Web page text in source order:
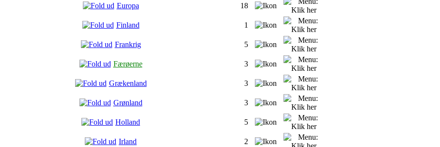
Europa 18
Finland 1
Frankrig 5
Færøerne 3
Grækenland 3
Grønland 3
Holland 5
Irland 2